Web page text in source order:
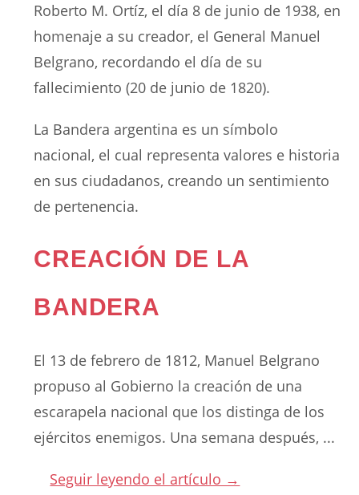
Roberto M. Ortíz, el día 8 de junio de 1938, en
homenaje a su creador, el General Manuel
Belgrano, recordando el día de su
fallecimiento (20 de junio de 1820).
La Bandera argentina es un símbolo
nacional, el cual representa valores e historia
en sus ciudadanos, creando un sentimiento
de pertenencia.
CREACIÓN DE LA
BANDERA
El 13 de febrero de 1812, Manuel Belgrano
propuso al Gobierno la creación de una
escarapela nacional que los distinga de los
ejércitos enemigos. Una semana después, ...
Seguir leyendo el artículo →